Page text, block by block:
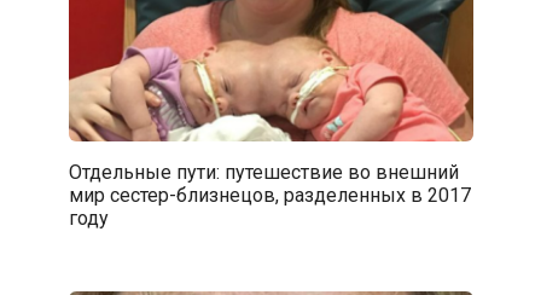
Отдельные пути: путешествие во внешний
мир сестер-близнецов, разделенных в 2017
году